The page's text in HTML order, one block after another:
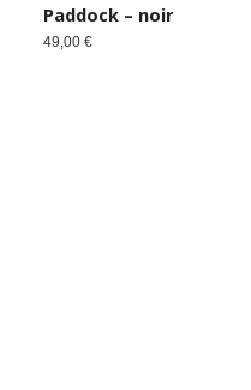
Paddock – noir
49,00€